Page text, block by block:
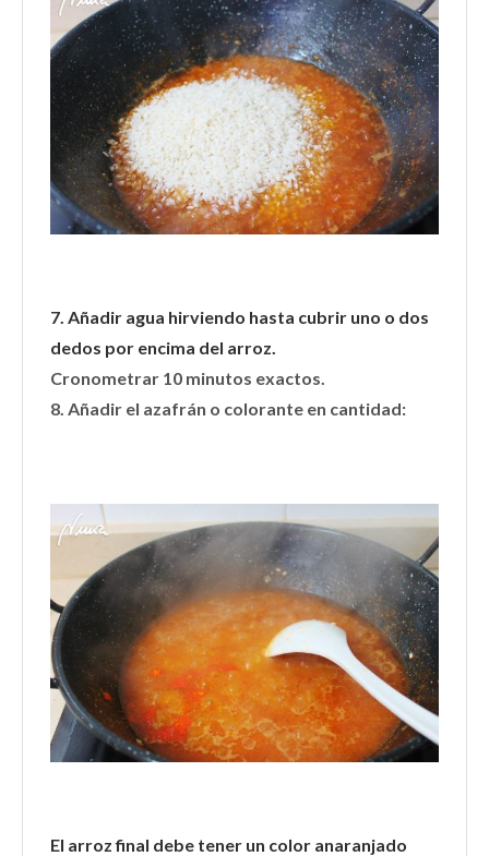
7. Añadir agua hirviendo hasta cubrir uno o dos
dedos por encima del arroz.
Cronometrar 10 minutos exactos.
8. Añadir el azafrán o colorante en cantidad:
El arroz final debe tener un color anaranjado